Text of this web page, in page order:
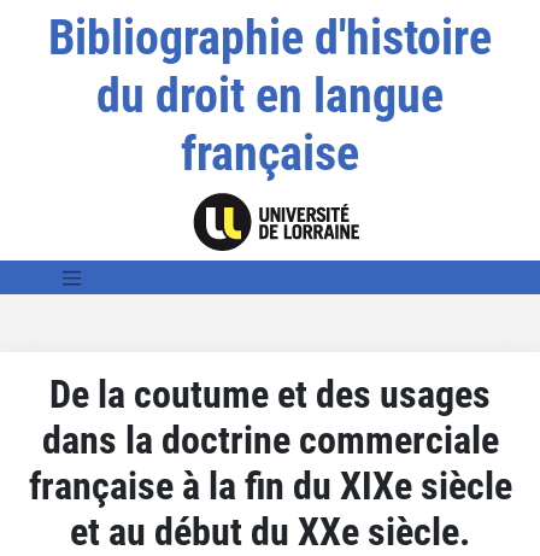
Bibliographie d'histoire
du droit en langue
française
De la coutume et des usages
dans la doctrine commerciale
française à la fin du XIXe siècle
et au début du XXe siècle.